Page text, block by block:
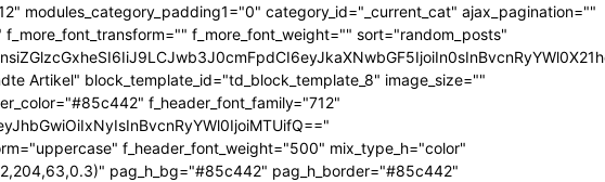
modules_category_padding1="0" category_id="_current_cat" ajax_pagination=""
f_more_font_transform="" f_more_font_weight="" sort="random_posts"
Artikel" block_template_id="td_block_template_8" image_size=""
f_header_font_family="712"
f_header_font_weight="500" mix_type_h="color"
pag_h_bg="#85c442" pag_h_border="#85c442"